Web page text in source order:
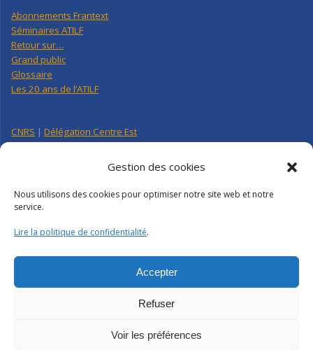
Gestion des cookies
Nous utilisons des cookies pour optimiser notre site web et notre
service.
Lire la politique de confidentialité.
Accepter
Refuser
Voir les préférences
Abonnements Frantext
Séminaires ATILF
Retour sur…
Grand public
Glossaire
Les 20 ans de l’ATILF
CNRS | Délégation Centre Est
Université de Lorraine
CNRS Hebdo Centre-Est
Contact|Plan d’accès
Crédits
ATILF | CNRS-UL